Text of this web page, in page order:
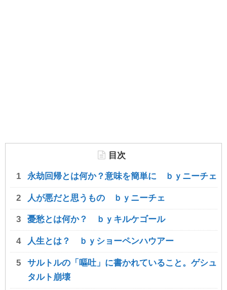
目次
永劫回帰とは何か？意味を簡単に ｂｙニーチェ
人が悪だと思うもの ｂｙニーチェ
憂愁とは何か？ ｂｙキルケゴール
人生とは？ ｂｙショーペンハウアー
サルトルの「嘔吐」に書かれていること。ゲシュ
タルト崩壊